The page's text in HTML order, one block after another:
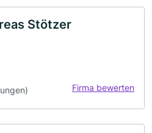
Stötzer
Firma bewerten